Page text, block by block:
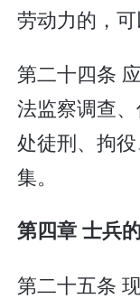
劳动力的，可
第二十四条
法监察调查
处徒刑、拘
集。
第四章 士兵
第二十五条